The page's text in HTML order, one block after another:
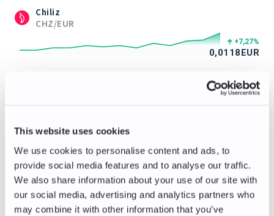
This website uses cookies
We use cookies to personalise content and ads, to
provide social media features and to analyse our traffic.
We also share information about your use of our site with
our social media, advertising and analytics partners who
may combine it with other information that you’ve
Chiliz
CHZ/EUR
+7,27%
0,0118EUR
Immutable
IMX/EUR
+3,16
0,098EUR
Axie Infinity
AXS/EUR